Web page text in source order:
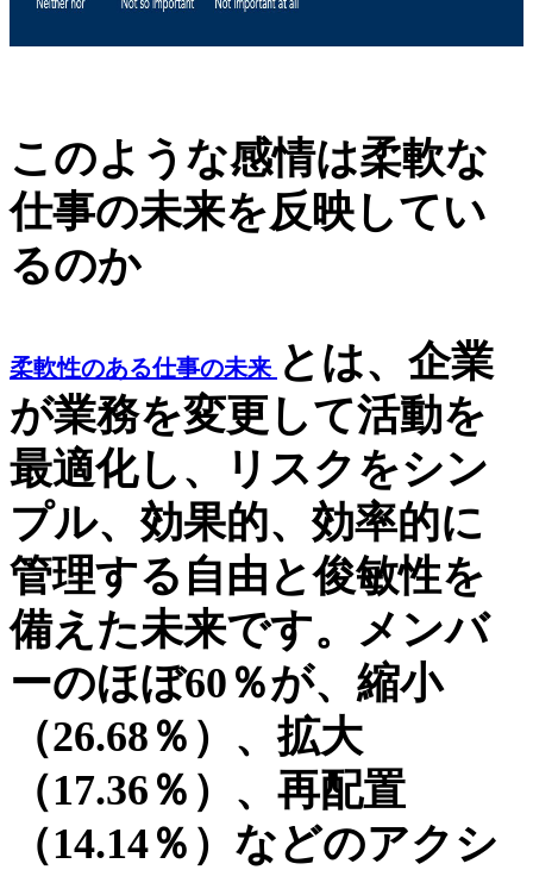
このような感情は柔軟な
仕事の未来を反映してい
るのか
柔軟性のある仕事の未来 とは、企業
が業務を変更して活動を
最適化し、リスクをシン
プル、効果的、効率的に
管理する自由と俊敏性を
備えた未来です。メンバ
ーのほぼ60％が、縮小
（26.68％）、拡大
（17.36％）、再配置
（14.14％）などのアクシ